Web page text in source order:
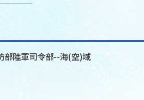
部陸軍司令部--海(空)域